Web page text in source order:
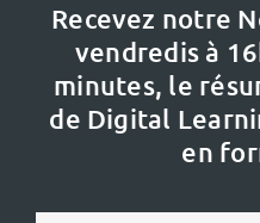
Recevez notre
vendredis à
minutes, le
de Digital
en